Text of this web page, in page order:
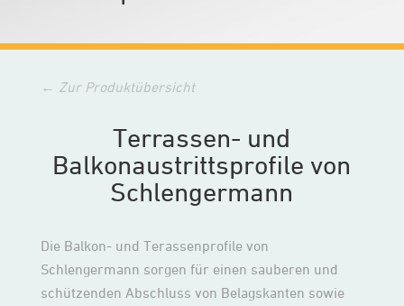
← Zur Produktübersicht
Terrassen- und
Balkonaustrittsprofile von
Schlengermann
Die Balkon- und Terassenprofile von
Schlengermann sorgen für einen sauberen und
schützenden Abschluss von Belagskanten sowie